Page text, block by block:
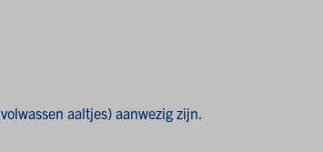
aaltjes) aanwezig zijn.